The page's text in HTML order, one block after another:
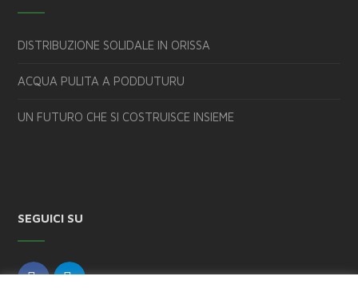
DISTRIBUZIONE SOLIDALE IN ORISSA
ACQUA PULITA A PODDUTURU
UN FUTURO CHE SI COSTRUISCE INSIEME
SEGUICI SU